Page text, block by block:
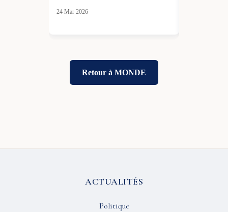
24 Mar 2026
Retour à MONDE
ACTUALITÉS
Politique